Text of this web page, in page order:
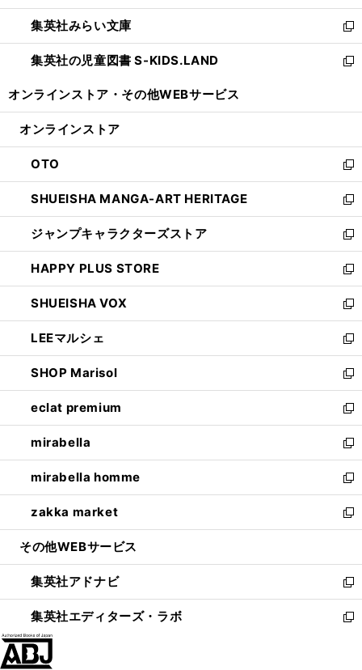
開
く
ウ
で
開
く
ン
ド
ウ
で
ウ
ィ
ン
ド
開
集英社みらい文庫
新
し
い
ン
ウ
で
開
く
集英社の児童図書 S-KIDS.LAND
新
ウ
ン
ド
ウ
で
開
く
オンラインストア・ その他WEBサービス
オンラインストア
OTO
新
し
い
ウ
ィ
ン
ド
ウ
で
開
く
SHUEISHA MANGA-ART HERITAGE
新
し
い
ウ
ィ
ン
ド
ウ
で
開
く
ジャンプキャラクターズストア
新
し
い
ウ
ィ
ン
ド
ウ
で
開
く
HAPPY PLUS STORE
新
し
い
ウ
ィ
ン
ド
ウ
で
開
く
SHUEISHA VOX
新
し
い
ウ
ィ
ン
ド
ウ
で
開
く
LEEマルシェ
新
し
い
ウ
ィ
ン
ド
ウ
で
開
く
SHOP Marisol
新
し
い
ウ
ィ
ン
ド
ウ
で
開
eclat premium
新
し
い
ウ
ィ
ン
ド
ウ
開
く
mirabella
新
し
い
ウ
ィ
ン
ウ
で
開
く
mirabella homme
新
し
い
ウ
ン
ド
ウ
で
zakka market
新
し
ウ
ィ
ン
ド
その他WEBサービス
集英社アドナビ
新
し
い
集英社エディターズ・ラボ
新